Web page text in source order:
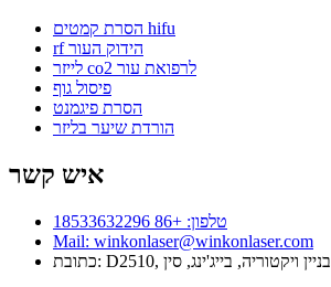
הסרת קמטים hifu
rf הידוק העור
לייזר co2 לרפואת עור
פיסול גוף
הסרת פיגמנט
הורדת שיער בליזר
איש קשר
טלפון: +86 18533632296
Mail: winkonlaser@winkonlaser.com
כתובת: D2510, בניין ויקטוריה, בייג'ינג, סין